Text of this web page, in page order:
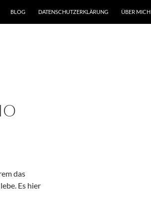
BLOG DATENSCHUTZERKLÄRUNG ÜBER MICH
das
Es hier